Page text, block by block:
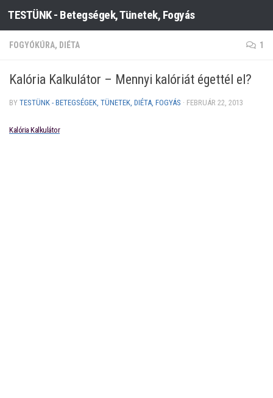
Skip to content
TESTÜNK - Betegségek, Tünetek, Fogyás
FOGYÓKÚRA, DIÉTA 1
Kalória Kalkulátor – Mennyi kalóriát égettél el?
BY TESTÜNK - BETEGSÉGEK, TÜNETEK, DIÉTA, FOGYÁS · FEBRUÁR 22, 2013
Kalória Kalkulátor